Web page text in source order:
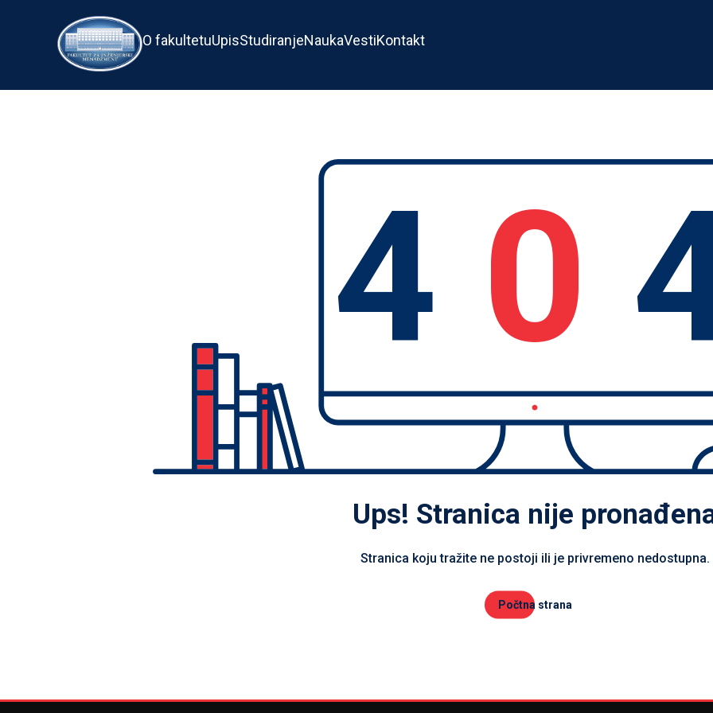
O fakultetuUpisStudiranjeNaukaVestiKontakt
4 0
Ups! Stranica nije
Stranica koju tražite ne postoji ili je privremeno nedostupna.
Počtna strana